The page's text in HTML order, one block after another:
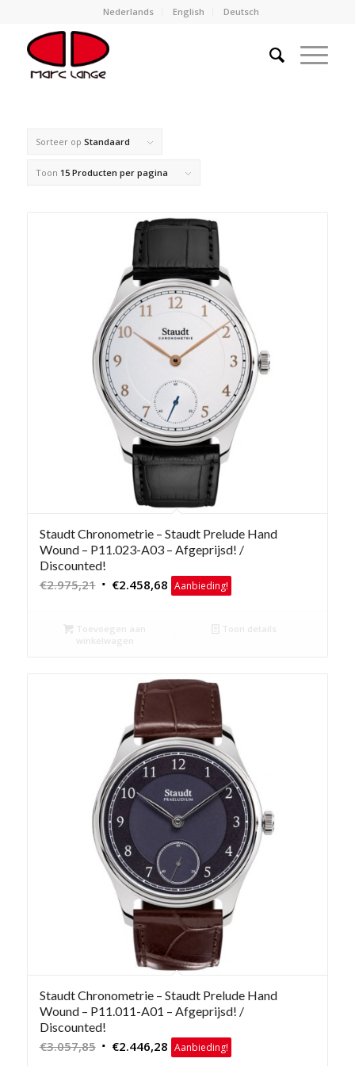
Nederlands English Deutsch
Sorteer op Standaard
Toon 15 Producten per pagina
Staudt Chronometrie – Staudt Prelude Hand
Wound – P11.023-A03 – Afgeprijsd! /
Discounted!
€2.975,21 Oorspronkelijke
€2.975,21.
€2.458,68Huidige
prijs
€2.458,68.
Aanbieding!
Toevoegen aan
winkelwagen
Toon details
Staudt Chronometrie – Staudt Prelude Hand
Wound – P11.011-A01 – Afgeprijsd! /
Discounted!
€3.057,85 Oorspronkelijke
€2.446,28Huidige
prijs
Aanbieding!